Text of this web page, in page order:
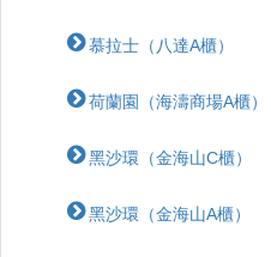
慕拉士（八達A櫃）
荷蘭園（海濤商場A櫃）
黑沙環（金海山C櫃）
黑沙環（金海山A櫃）